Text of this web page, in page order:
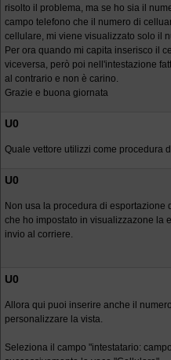
risolto il problema, ma se ho sia il
campo telefono che il numero di
cellulare, mi viene visualizzato solo il
Per ora quando mi capita inserisco il
viceversa, però poi nell'intestazione
al contrario e non è carino.
Grazie e buona giornata
U0
Quale vettore utilizzi come procedura
U0
Non usa la procedura di
che ho impostato in visualizzazone la
invio al corriere.
U0
Allora qui puoi inserire anche il
personalizzare la vista.
Seleziona il campo "intestatario: